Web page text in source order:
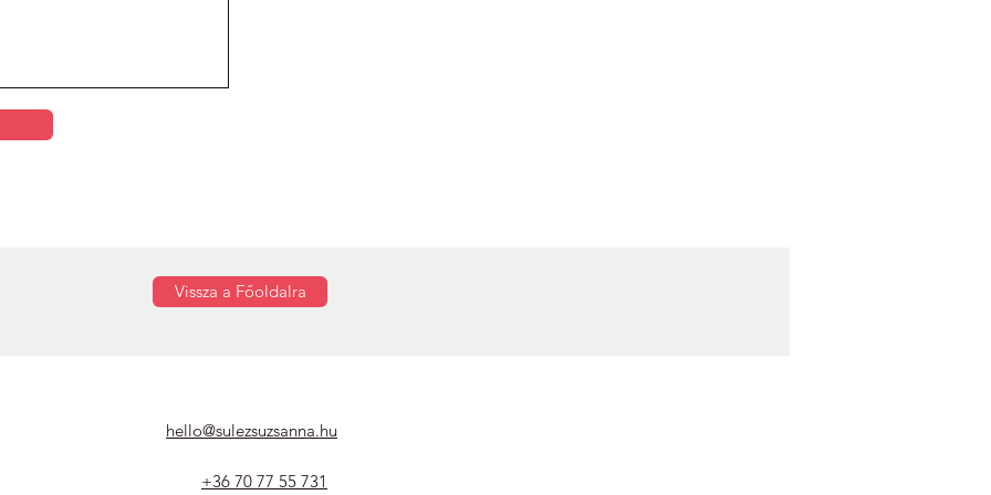
Vissza a Főoldalra
hello@sulezsuzsanna.hu
+36 70 77 55 731